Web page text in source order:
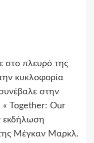
στο πλευρό της
κυκλοφορία
στην
« Together: Our
εκδήλωση
Μέγκαν Μαρκλ.